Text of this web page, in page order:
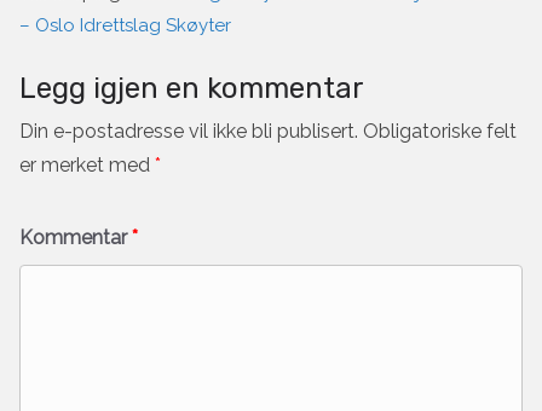
– Oslo Idrettslag Skøyter
Legg igjen en kommentar
Din e-postadresse vil ikke bli publisert. Obligatoriske felt
er merket med *
Kommentar*